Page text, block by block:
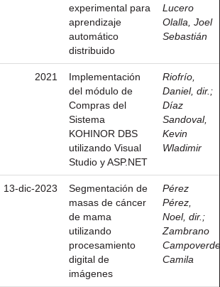
experimental para
aprendizaje
automático
distribuido
Lucero
Olalla, Joel
Sebastián
2021
Implementación
del módulo de
Compras del
Sistema
KOHINOR DBS
utilizando Visual
Studio y ASP.NET
Riofrío,
Daniel, dir. ;
Díaz
Sandoval,
Kevin
Wladimir
13-dic-2023
Segmentación de
masas de cáncer
de mama
utilizando
procesamiento
digital de
imágenes
Pérez
Pérez,
Noel, dir. ;
Zambrano
Camila